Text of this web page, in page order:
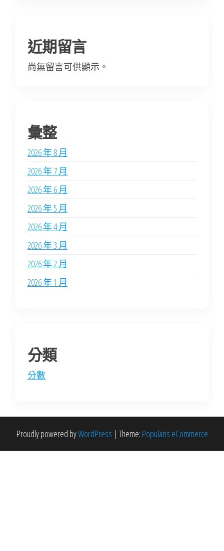
近期留言
尚無留言可供顯示。
彙整
2026 年 8 月
2026 年 7 月
2026 年 6 月
2026 年 5 月
2026 年 4 月
2026 年 3 月
2026 年 2 月
2026 年 1 月
分類
分數
Proudly powered byWordPress | Theme: Popularis eCommerce